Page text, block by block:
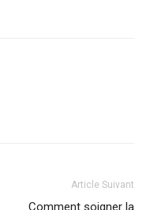
Article Suivant
Comment soigner la